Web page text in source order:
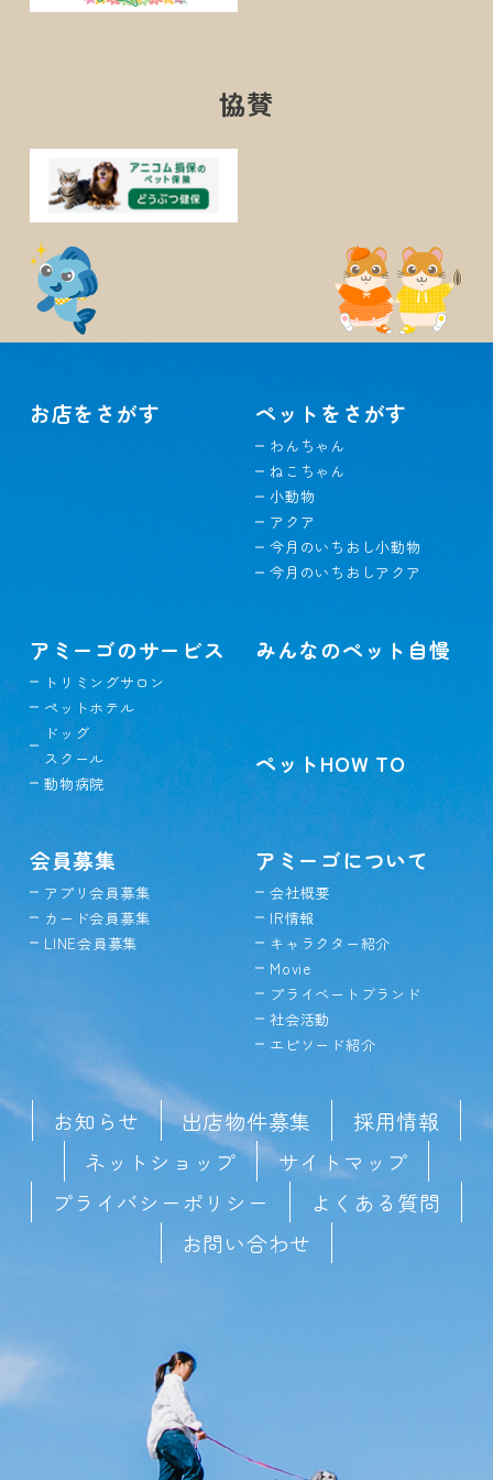
協賛
お店をさがす ペットをさがす
わんちゃん
ねこちゃん
小動物
アクア
今月のいちおし小動物
今月のいちおしアクア
アミーゴのサービス
トリミングサロン
ペットホテル
ドッグ
スクール
動物病院
みんなのペット自慢
ペットHOW TO
会員募集
アプリ会員募集
カード会員募集
LINE会員募集
アミーゴについて
会社概要
IR情報
キャラクター紹介
Movie
プライベートブランド
社会活動
エピソード紹介
お知らせ 出店物件募集
採用情報
ネットショップ
サイトマップ
プライバシーポリシー
よくある質問
お問い合わせ